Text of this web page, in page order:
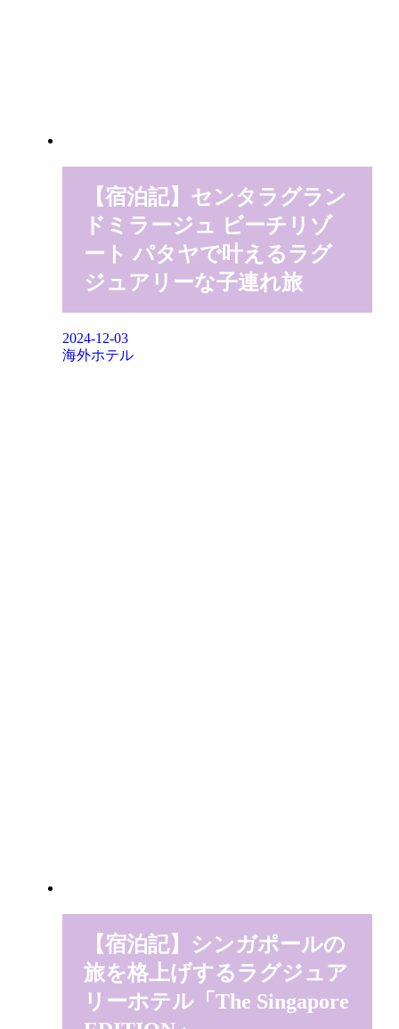
【宿泊記】センタラグラン
ドミラージュ ビーチリゾ
ート パタヤで叶えるラグ
ジュアリーな子連れ旅
2024-12-03
海外ホテル
【宿泊記】シンガポールの
旅を格上げするラグジュア
リーホテル「The Singapore